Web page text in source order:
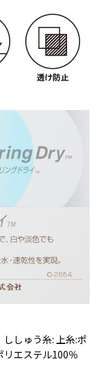
しゅう糸: 上糸:ポ
エステル100％